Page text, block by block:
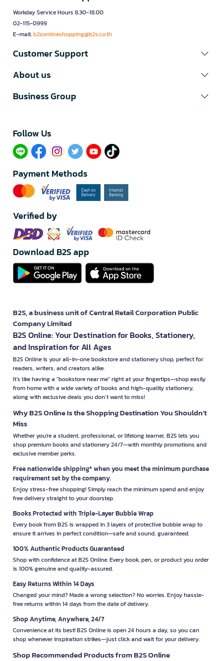
Workday Service Hours 8.30-18.00
02-115-0999
E-mail:b2sonlineshopping@b2s.co.th
Customer Support
About us
Business Group
Follow Us​
Payment Methods
Verified by
Download B2S app
B2S, a business unit of Central Retail Corporation Public
Company Limited
B2S Online: Your Destination for Books, Stationery,
and Inspiration for All Ages
B2S Online is your all-in-one bookstore and stationery shop, perfect for
readers, writers, and creators alike.
It’s like having a "bookstore near me" right at your fingertips—shop easily
from home with a wide variety of books and high-quality stationery,
along with exclusive deals you don’t want to miss!
Why B2S Online Is the Shopping Destination You Shouldn’t
Miss
Whether you're a student, professional, or lifelong learner, B2S lets you
shop premium books and stationery 24/7—with monthly promotions and
exclusive member perks.
Free nationwide shipping* when you meet the minimum purchase
requirement set by the company.
Enjoy stress-free shopping! Simply reach the minimum spend and enjoy
free delivery straight to your doorstep.
Books Protected with Triple-Layer Bubble Wrap
Every book from B2S is wrapped in 3 layers of protective bubble wrap to
ensure it arrives in perfect condition—safe and sound, guaranteed.
100% Authentic Products Guaranteed
Shop with confidence at B2S Online. Every book, pen, or product you order
is 100% genuine and quality-assured.
Easy Returns Within 14 Days
Changed your mind? Made a wrong selection? No worries. Enjoy hassle-
free returns within 14 days from the date of delivery.
Shop Anytime, Anywhere, 24/7
Convenience at its best! B2S Online is open 24 hours a day, so you can
shop whenever inspiration strikes—just click and wait for your delivery.
Shop Recommended Products from B2S Online